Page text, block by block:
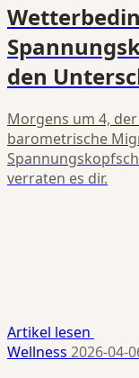
den
Morgens um 4,
barometrische
verraten es dir.
Artikel lesen
Wellness 2026-04-